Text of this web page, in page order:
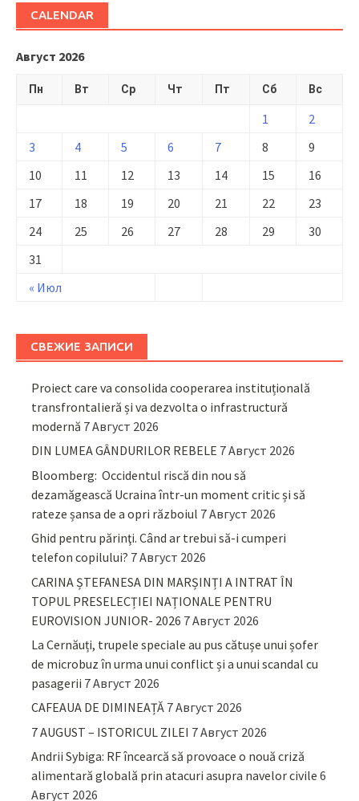
CALENDAR
Август 2026
Пн Вт Ср Чт Пт Сб Вс
« Июл
1
2
3
4 5 6 7 8
9
10
11 12 13 14 15
16
17
18 19 20 21 22
23
24
25 26 27 28 29
30
31
СВЕЖИЕ ЗАПИСИ
Proiect care va consolida cooperarea instituțională
transfrontalieră și va dezvolta o infrastructură
modernă 7 Август 2026
DIN LUMEA GÂNDURILOR REBELE 7 Август 2026
Bloomberg: Occidentul riscă din nou să
dezamăgească Ucraina într-un moment critic și să
rateze șansa de a opri războiul 7 Август 2026
Ghid pentru părinţi. Când ar trebui să-i cumperi
telefon copilului? 7 Август 2026
CARINA ȘTEFANESA DIN MARȘINȚI A INTRAT ÎN
TOPUL PRESELECȚIEI NAȚIONALE PENTRU
EUROVISION JUNIOR- 2026 7 Август 2026
La Cernăuți, trupele speciale au pus cătușe unui șofer
de microbuz în urma unui conflict și a unui scandal cu
pasagerii 7 Август 2026
CAFEAUA DE DIMINEAȚĂ 7 Август 2026
7 AUGUST – ISTORICUL ZILEI 7 Август 2026
Andrii Sybiga: RF încearcă să provoace o nouă criză
alimentară globală prin atacuri asupra navelor civile 6
Август 2026